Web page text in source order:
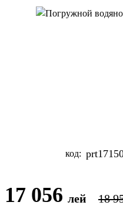
код:
17 056 лей 18